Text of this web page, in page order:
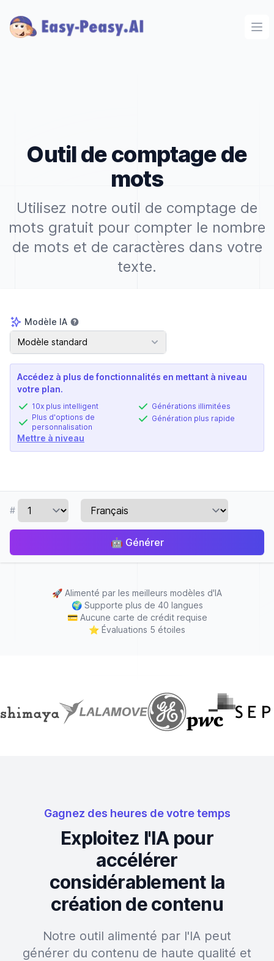
Outil de comptage de
mots
Utilisez notre outil de comptage de
mots gratuit pour compter le nombre
de mots et de caractères dans votre
texte.
Modèle IA
Modèle IA
Modèle standard
Accédez à plus de fonctionnalités en mettant à niveau
votre plan.
10x plus intelligent
Plus d'options de
personnalisation
Générations illimitées
Génération plus rapide
Mettre à niveau
#
🤖 Générer
🚀 Alimenté par les meilleurs modèles d'IA
🌍 Supporte plus de 40 langues
💳 Aucune carte de crédit requise
⭐ Évaluations 5 étoiles
Gagnez des heures de votre temps
Exploitez l'IA pour
accélérer
considérablement la
création de contenu
Notre outil alimenté par l'IA peut
générer du contenu de haute qualité et